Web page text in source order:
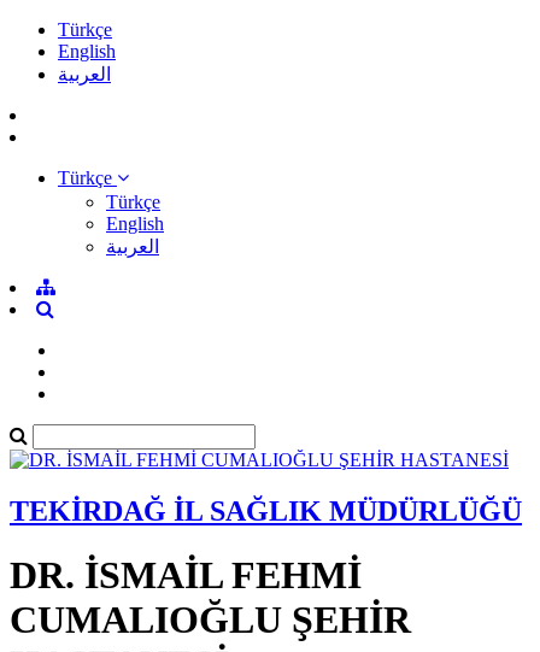
Türkçe
English
العربية
Türkçe
Türkçe
English
العربية
TEKİRDAĞ İL SAĞLIK MÜDÜRLÜĞÜ
DR. İSMAİL FEHMİ
CUMALIOĞLU ŞEHİR